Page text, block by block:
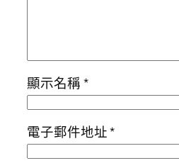
顯示名稱*
電子郵件地址*